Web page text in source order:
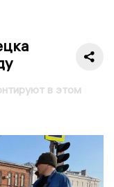
в этом